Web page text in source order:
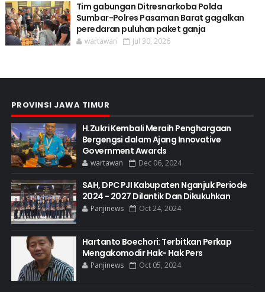
Tim gabungan Ditresnarkoba Polda
Sumbar-Polres Pasaman Barat gagalkan
peredaran puluhan paket ganja
wartawan Jul 30, 2026
PROVINSI JAWA TIMUR
H.Zukri Kembali Meraih Penghargaan
Bergengsi dalam Ajang Innovative
Government Awards
wartawan Dec 06, 2024
SAH, DPC PJI Kabupaten Nganjuk Periode
2024 - 2027 Dilantik Dan Dikukuhkan
Panjinews Oct 24, 2024
Hartanto Boechori: Terbitkan Perkap
Mengakomodir Hak- Hak Pers
Panjinews Oct 05, 2024